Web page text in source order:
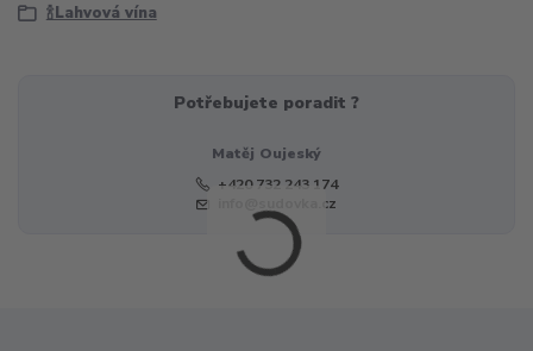
🍾Lahvová vína
Potřebujete poradit ?
Matěj Oujeský
+420 732 243 174
info@sudovka.cz